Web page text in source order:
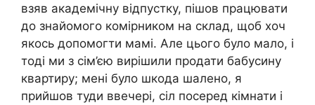
взяв академічну відпустку, пішов працювати
до знайомого комірником на склад, щоб хоч
якось допомогти мамі. Але цього було мало, і
тоді ми з сім’єю вирішили продати бабусину
квартиру; мені було шкода шалено, я
прийшов туди ввечері, сіл посеред кімнати і